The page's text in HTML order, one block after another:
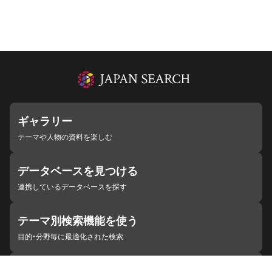
ギャラリー
テーマや人物の資料を楽しむ
データベースを見つける
連携しているデータベースを探す
テーマ別検索機能を使う
目的・分野毎に最適化された検索